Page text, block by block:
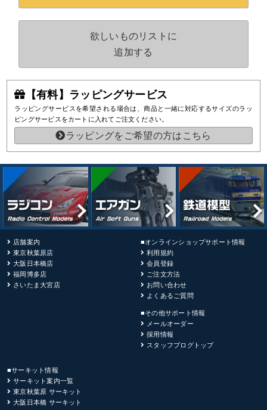
【有料】ラッピングサービス
ラッピングサービスを希望される場合は、商品と一緒に対応するサイズのラッ
ピングサービスをカートに入れてご注文ください。
ラッピングをご希望の方はこちら
欲しいものリストに
追加する
店舗案内
東京秋葉原店
大阪日本橋店
福岡博多店
さいたま大宮店
■オンラインショップサポート情報
利用規約
会員登録
ご注文方法
お問い合わせ
よくあるご質問
■その他サポート情報
メールオーダー
採用情報
スタッフブログトップ
■サーキット情報
サーキット案内一覧
東京秋葉原 サーキット
大阪日本橋 サーキット